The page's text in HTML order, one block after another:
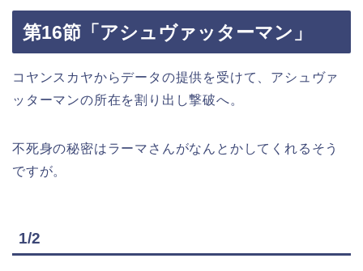
第16節「アシュヴァッターマン」
コヤンスカヤからデータの提供を受けて、アシュヴァ
ッターマンの所在を割り出し撃破へ。
不死身の秘密はラーマさんがなんとかしてくれるそう
ですが。
1/2